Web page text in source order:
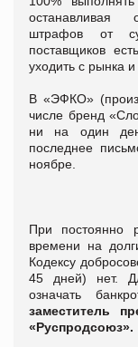
останавливая
штрафов от
поставщиков
уходить с рынка
В «ЭФКО»
числе бренд
ни на один
последнее
ноябре.
При постоянно
времени на
Кодексу
45 дней) нет.
означать
заместитель
«Руспродсоюз».